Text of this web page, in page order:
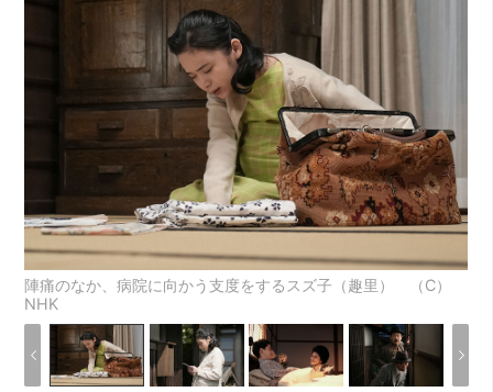
陣痛のなか、病院に向かう支度をするスズ子（趣里） （C）
NHK